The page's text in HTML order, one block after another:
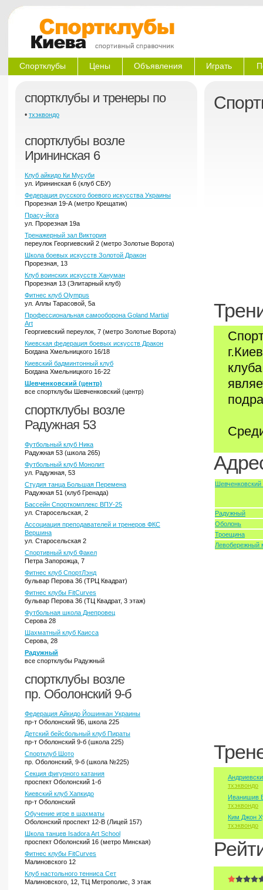
Спортклубы Цены Объявления Играть
спортклубы и тренеры по
• тхэквондо
спортклубы возле
Ирининская 6
Клуб айкидо Ки Мусуби
ул. Ирининская 6 (клуб СБУ)
Федерация русского боевого искусства Украины
Прорезная 19-А (метро Крещатик)
Прасу-йога
ул. Прорезная 19а
Тренажерный зал Виктория
переулок Георгиевский 2 (метро Золотые Ворота)
Школа боевых искусств Золотой Дракон
Прорезная, 13
Клуб воинских искусств Хануман
Прорезная 13 (Элитарный клуб)
Фитнес клуб Olympus
ул. Аллы Тарасовой, 5а
Профессиональная самооборона Goland Martial
Art
Георгиевский переулок, 7 (метро Золотые Ворота)
Киевская федерация боевых искусств Дракон
Богдана Хмельницкого 16/18
Киевский бадминтонный клуб
Богдана Хмельницкого 16-22
Шевченковский (центр)
все спортклубы Шевченковский (центр)
спортклубы возле
Радужная 53
Футбольный клуб Ника
Радужная 53 (школа 265)
Футбольный клуб Монолит
ул. Радужная, 53
Студия танца Большая Перемена
Радужная 51 (клуб Гренада)
Бассейн Спорткомплекс ВПУ-25
ул. Старосельская, 2
Ассоциация преподавателей и тренеров ФКС
Вершина
ул. Старосельская 2
Спортивный клуб Факел
Петра Запорожца, 7
Фитнес клуб СпортЛэнд
бульвар Перова 36 (ТРЦ Квадрат)
Фитнес клубы FitCurves
бульвар Перова 36 (ТЦ Квадрат, 3 этаж)
Футбольная школа Днепровец
Серова 28
Шахматный клуб Каисса
Серова, 28
Радужный
все спортклубы Радужный
спортклубы возле
пр. Оболонский 9-б
Федерация Айкидо Йошинкан Украины
пр-т Оболонский 9Б, школа 225
Детский бейсбольный клуб Пираты
пр-т Оболонский 9-б (школа 225)
Спортклуб Шото
пр. Оболонский, 9-б (школа №225)
Секция фигурного катания
проспект Оболонский 1-б
Киевский клуб Хапкидо
пр-т Оболонский
Обучение игре в шахматы
Оболонский проспект 12-В (Лицей 157)
Школа танцев Isadora Art School
проспект Оболонский 16 (метро Минская)
Фитнес клубы FitCurves
Малиновского 12
Клуб настольного тенниса Сет
Малиновского, 12, ТЦ Метрополис, 3 этаж
Шевченковский
Радужный
Оболонь
Троещина
Левобережный
тхэквондо
Иванишив
тхэквондо
Ким Джон
тхэквондо